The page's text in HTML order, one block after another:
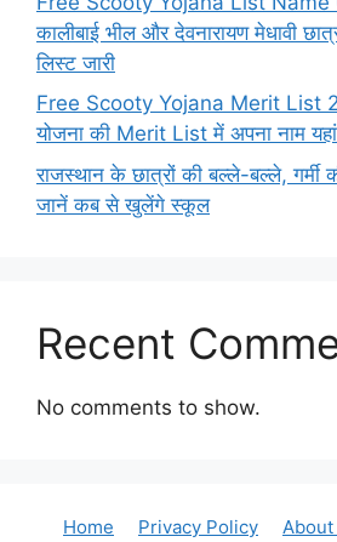
कालीबाई भील और देवनारायण मेधावी
लिस्ट जारी
Free Scooty Yojana Merit List
योजना की Merit List में अपना नाम
राजस्थान के छात्रों की बल्ले-बल्ले, गर्मी
जानें कब से खुलेंगे स्कूल
Recent
No comments to show.
Home Privacy Policy About